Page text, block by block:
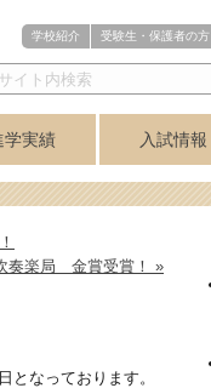
学校紹介 受験生・保護者の方
学実績
格実績
入試情報
中学
高校
アクセス
奏楽局 金賞受賞！ »
となっております。